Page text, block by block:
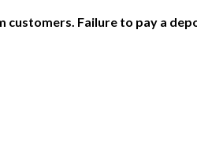
Failure to pay a